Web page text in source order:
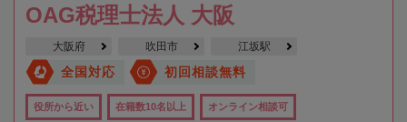
OAG税理士法人 大阪
大阪府 吹田市 江坂駅
全国対応 初回相談無料
役所から近い 在籍数10名以上 オンライン相談可